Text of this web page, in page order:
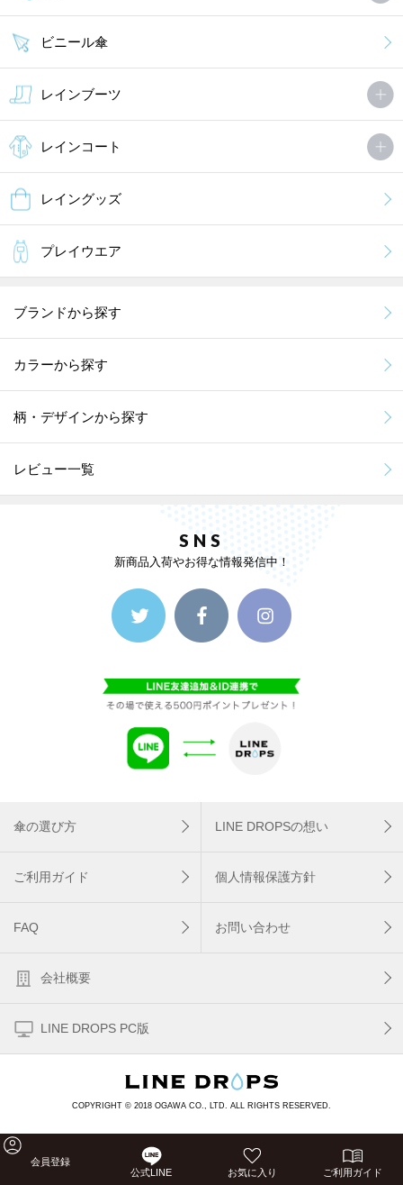
ビニール傘
レインブーツ
レインコート
レイングッズ
プレイウエア
ブランドから探す
カラーから探す
柄・デザインから探す
レビュー一覧
SNS
新商品入荷やお得な情報発信中！
傘の選び方 LINE DROPSの想い
ご利用ガイド 個人情報保護方針
FAQ お問い合わせ
会社概要
LINE DROPS PC版
COPYRIGHT © 2018 OGAWA CO., LTD. ALL RIGHTS RESERVED.
会員登録
公式LINE
お気に入り ご利用ガイド